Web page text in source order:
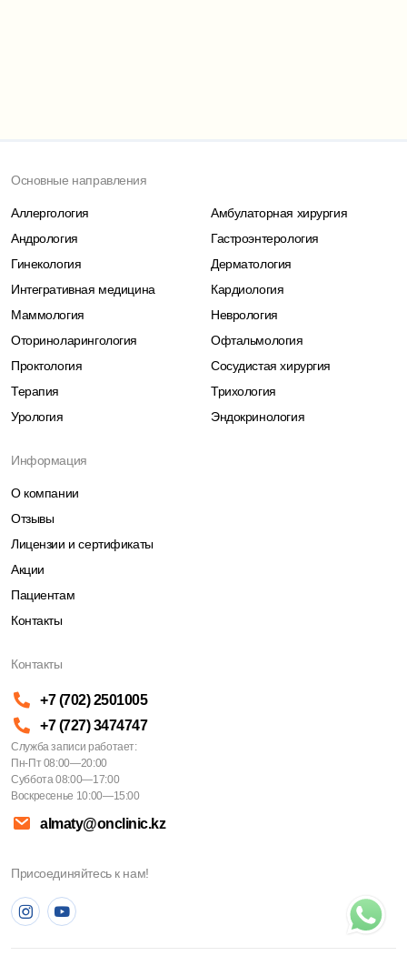
Основные направления
Аллергология
Амбулаторная хирургия
Андрология
Гастроэнтерология
Гинекология
Дерматология
Интегративная медицина
Кардиология
Маммология
Неврология
Оториноларингология
Офтальмология
Проктология
Сосудистая хирургия
Терапия
Трихология
Урология
Эндокринология
Информация
О компании
Отзывы
Лицензии и сертификаты
Акции
Пациентам
Контакты
Контакты
+7 (702) 2501005
+7 (727) 3474747
Служба записи работает:
Пн-Пт 08:00—20:00
Суббота 08:00—17:00
Воскресенье 10:00—15:00
almaty@onclinic.kz
Присоединяйтесь к нам!